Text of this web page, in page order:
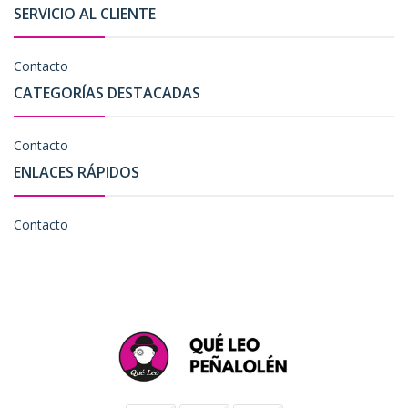
SERVICIO AL CLIENTE
Contacto
CATEGORÍAS DESTACADAS
Contacto
ENLACES RÁPIDOS
Contacto